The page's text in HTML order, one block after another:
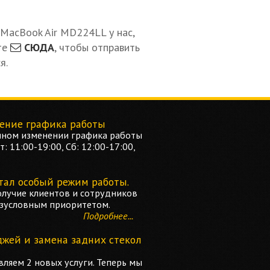
Air MD224LL у нас,
СЮДА, чтобы отправить
графика работы
изменении графика работы
11:00-19:00, Сб: 12:00-17:00,
особый режим работы.
клиентов и сотрудников
приоритетом.
Подробнее...
и замена задних стекол
2 новых услуги. Теперь мы